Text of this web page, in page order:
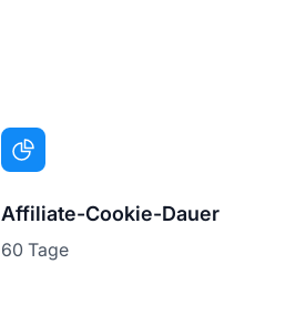
Affiliate-Cookie-Dauer
60 Tage